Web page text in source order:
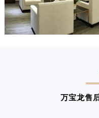
万宝龙售